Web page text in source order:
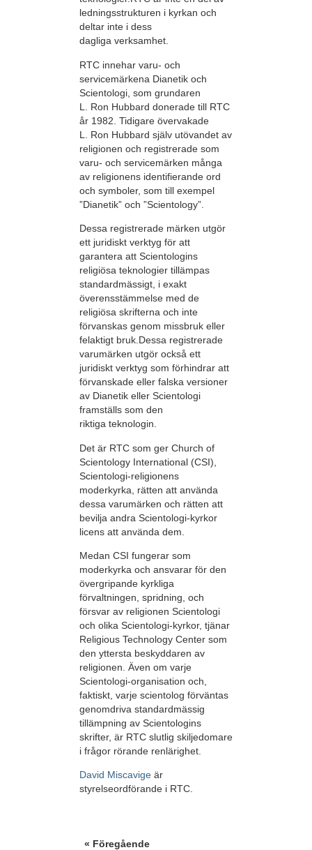
ledningsstrukturen i kyrkan och
deltar inte i dess
dagliga verksamhet.
RTC innehar varu- och
servicemärkena Dianetik och
Scientologi, som grundaren
L. Ron Hubbard donerade till RTC
år 1982. Tidigare övervakade
L. Ron Hubbard själv utövandet av
religionen och registrerade som
varu- och servicemärken många
av religionens identifierande ord
och symboler, som till exempel
”Dianetik” och ”Scientology”.
Dessa registrerade märken utgör
ett juridiskt verktyg för att
garantera att Scientologins
religiösa teknologier tillämpas
standardmässigt, i exakt
överensstämmelse med de
religiösa skrifterna och inte
förvanskas genom missbruk eller
felaktigt bruk.Dessa registrerade
varumärken utgör också ett
juridiskt verktyg som förhindrar att
förvanskade eller falska versioner
av Dianetik eller Scientologi
framställs som den
riktiga teknologin.
Det är RTC som ger Church of
Scientology International (CSI),
Scientologi-religionens
moderkyrka, rätten att använda
dessa varumärken och rätten att
bevilja andra Scientologi-kyrkor
licens att använda dem.
Medan CSI fungerar som
moderkyrka och ansvarar för den
övergripande kyrkliga
förvaltningen, spridning, och
försvar av religionen Scientologi
och olika Scientologi-kyrkor, tjänar
Religious Technology Center som
den yttersta beskyddaren av
religionen. Även om varje
Scientologi-organisation och,
faktiskt, varje scientolog förväntas
genomdriva standardmässig
tillämpning av Scientologins
skrifter, är RTC slutlig skiljedomare
i frågor rörande renlärighet.
David Miscavige är
styrelseordförande i RTC.
« Föregående